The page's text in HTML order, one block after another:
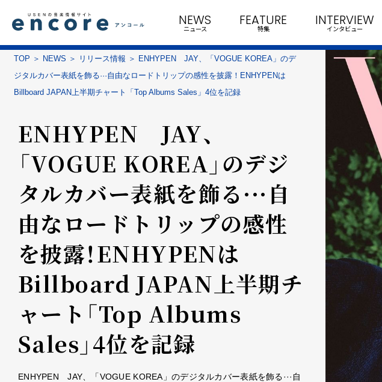
NEWS
ニュース
FEATURE
特集
INTERVIEW
インタビュー
TOP NEWS リリース情報
ENHYPEN JAY、「VOGUE KOREA」のデ
ジタルカバー表紙を飾る···自由なロードトリップの感性を披露！ENHYPENは
Billboard JAPAN上半期チャート「Top Albums Sales」4位を記録
ENHYPEN JAY、
「VOGUE KOREA」のデジ
タルカバー表紙を飾る···自
由なロードトリップの感性
を披露！ENHYPENは
Billboard JAPAN上半期チ
ャート「Top Albums
Sales」4位を記録
ENHYPEN JAY、「VOGUE KOREA」のデジタルカバー表紙を飾る···自